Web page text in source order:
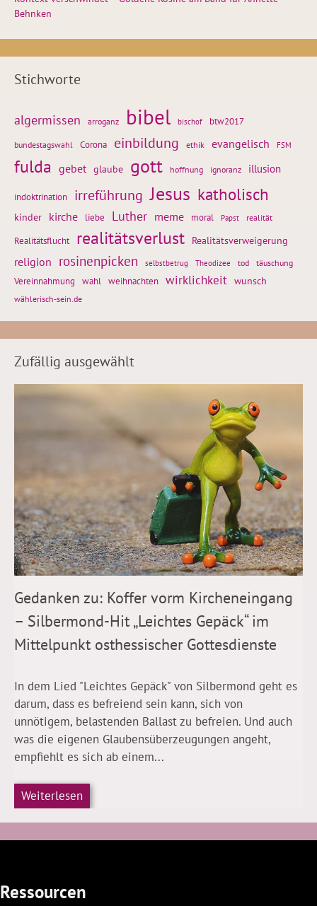
Behnken
Stichworte
algermissen arroganz bibel bischof btw2017
bundestagswahl Corona einbildung ethik evangelisch FSM
fulda gebet glaube gott hoffnung ignoranz illusion
indoktrination irreführung Jesus katholisch
kinder kirche liebe Luther meme moral Papst realität
Realitätsflucht realitätsverlust Realitätsverweigerung
religion rosinenpicken selbstbetrug Theodizee tod täuschung
Vereinnahmung wahl weihnachten wirklichkeit wunsch
wählerisch-sein.de
Zufällig ausgewählt
Gedanken zu: Koffer vorm Kircheneingang
– Silbermond-Hit „Leichtes Gepäck“ im
Mittelpunkt osthessischer Gottesdienste
In dem Lied "Leichtes Gepäck" von Silbermond geht es
darum, dass es befreiend sein kann, sich von
unnötigem, belastenden Ballast zu befreien. Und auch
was die eigenen Glaubensüberzeugungen angeht,
empfiehlt es sich ab einem...
Weiterlesen
Ressourcen